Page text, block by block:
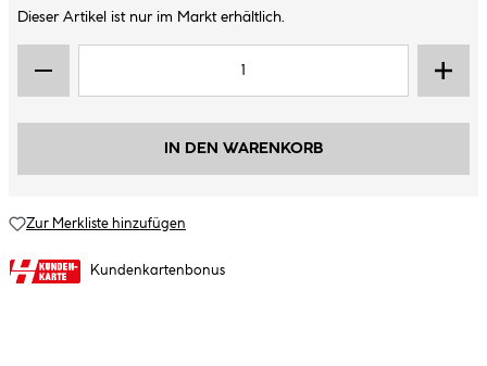
Dieser Artikel ist nur im Markt erhältlich.
IN DEN WARENKORB
Zur Merkliste hinzufügen
Kundenkartenbonus